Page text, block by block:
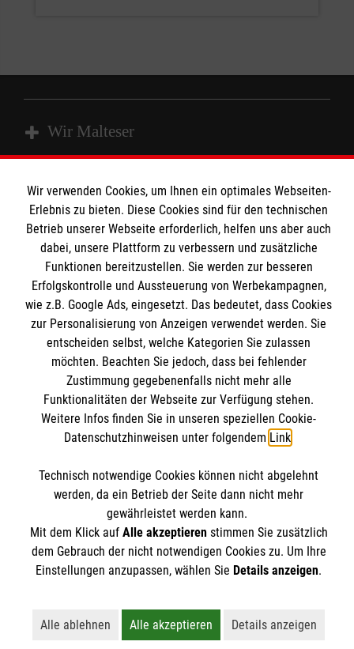
Wir Malteser
Spenden & Helfen Angebote & Leistungen
Kursangebote
Mitarbeiten & Stellenangebote
Wir Malteser
Informationen
Nutzungsbedingungen
Kontakt
Impressum
Datenschutz
Malteser online
aware
Malteser in Deutschland
Malteser Jugend
Malteser International
Sharepoint
Spendenkonto
Empfänger: Malteser Hilfsdienst e.V.
IBAN: DE103 7060 120 120 120 001 2
BIC: GENODED 1PA7
Soziale Netzwerke
Wir verwenden Cookies, um Ihnen ein optimales Webseiten-
Erlebnis zu bieten. Diese Cookies sind für den technischen
Betrieb unserer Webseite erforderlich, helfen uns aber auch
dabei, unsere Plattform zu verbessern und zusätzliche
Funktionen bereitzustellen. Sie werden zur besseren
Erfolgskontrolle und Aussteuerung von Werbekampagnen,
wie z.B. Google Ads, eingesetzt. Das bedeutet, dass Cookies
zur Personalisierung von Anzeigen verwendet werden. Sie
entscheiden selbst, welche Kategorien Sie zulassen
möchten. Beachten Sie jedoch, dass bei fehlender
Zustimmung gegebenenfalls nicht mehr alle
Funktionalitäten der Webseite zur Verfügung stehen.
Weitere Infos finden Sie in unseren speziellen Cookie-
Datenschutzhinweisen unter folgendem Link.
Technisch notwendige Cookies können nicht abgelehnt
werden, da ein Betrieb der Seite dann nicht mehr
gewährleistet werden kann.
Mit dem Klick auf Alle akzeptierenstimmen Sie zusätzlich
dem Gebrauch der nicht notwendigen Cookies zu. Um Ihre
Einstellungen anzupassen, wählen Sie Details anzeigen.
Alle ablehnen
Lehnt alle nicht-essentiellen Cookies ab
Alle akzeptieren
Akzeptiert alle Cookies
Details anzeigen